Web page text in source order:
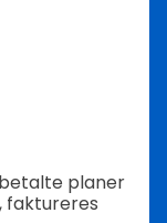
planer
faktureres